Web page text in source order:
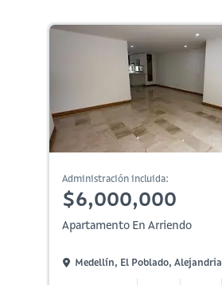
Administración incluida:
$6,000,000
Apartamento En Arriendo
Medellín, El Poblado, Alejandria